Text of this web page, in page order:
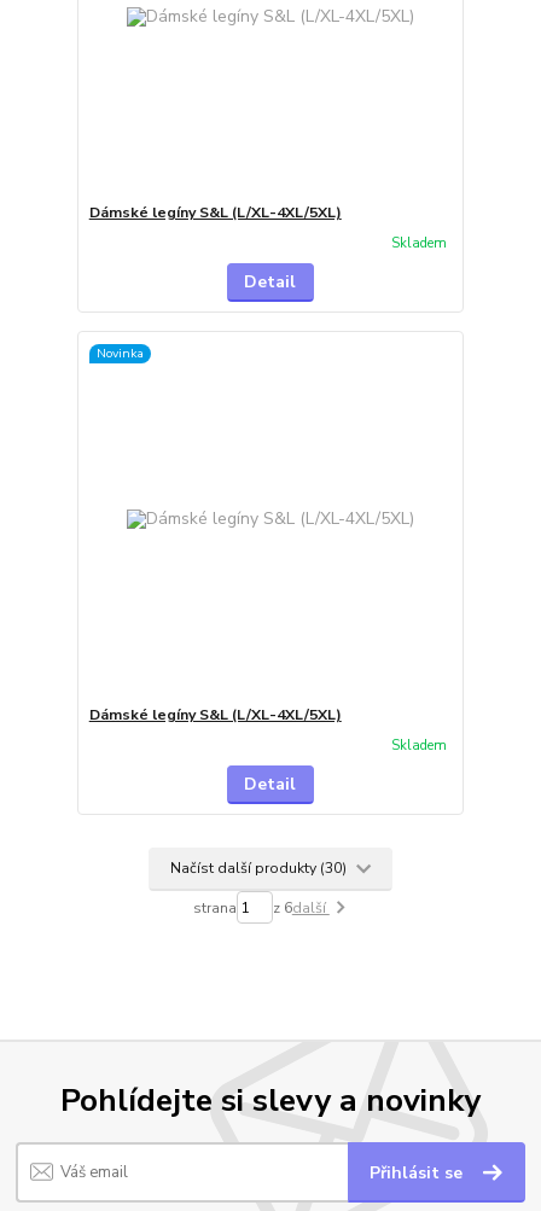
Dámské legíny S&L (L/XL-4XL/5XL)
Skladem
Detail
Novinka
Dámské legíny S&L (L/XL-4XL/5XL)
Skladem
Detail
Načíst další produkty (30)
strana z 6další
Pohlídejte si slevy a novinky
Přihlásit se